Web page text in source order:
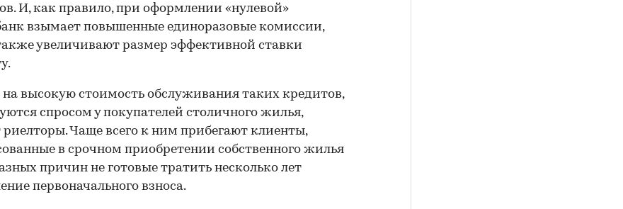
И, как правило, при оформлении «нулевой»
взымает повышенные единоразовые комиссии,
увеличивают размер эффективной ставки
высокую стоимость обслуживания таких кредитов,
спросом у покупателей столичного жилья,
Чаще всего к ним прибегают клиенты,
в срочном приобретении собственного жилья
причин не готовые тратить несколько лет
первоначального взноса.